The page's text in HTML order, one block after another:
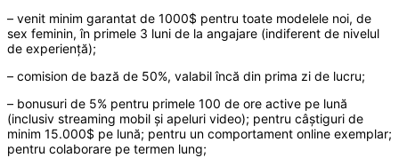
– venit minim garantat de 1000$ pentru toate modelele noi, de
sex feminin, în primele 3 luni de la angajare (indiferent de nivelul
de experiență);
– comision de bază de 50%, valabil încă din prima zi de lucru;
– bonusuri de 5% pentru primele 100 de ore active pe lună
(inclusiv streaming mobil și apeluri video); pentru câștiguri de
minim 15.000$ pe lună; pentru un comportament online exemplar;
pentru colaborare pe termen lung;